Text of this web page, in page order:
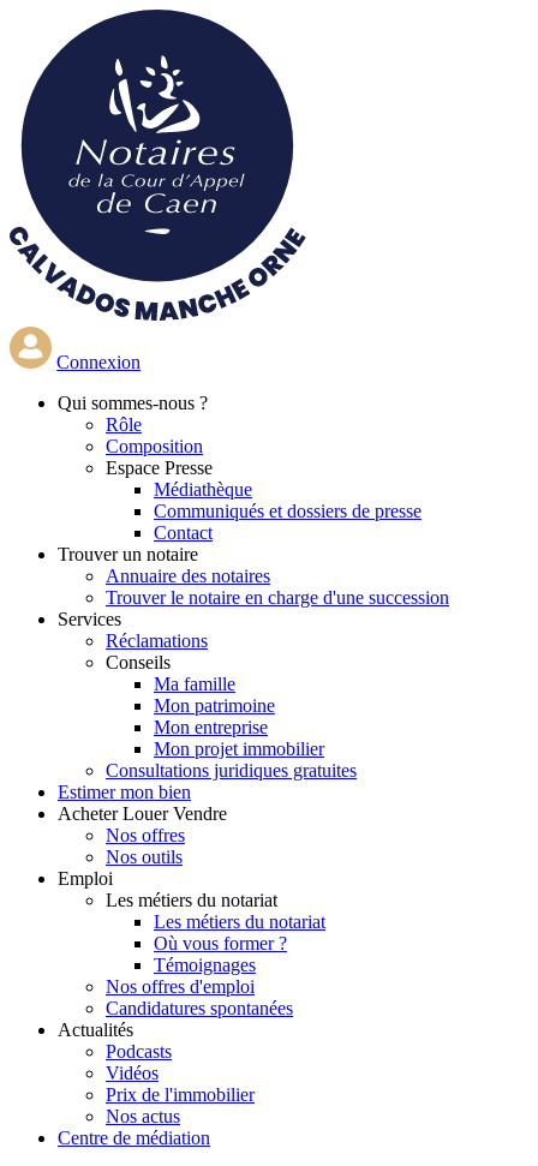
contenu
principal
Connexion
Qui sommes-nous ?
Rôle
Composition
Espace Presse
Médiathèque
Communiqués et dossiers de presse
Contact
Trouver un notaire
Annuaire des notaires
Trouver le notaire en charge d'une succession
Services
Réclamations
Conseils
Ma famille
Mon patrimoine
Mon entreprise
Mon projet immobilier
Consultations juridiques gratuites
Estimer mon bien
Acheter Louer Vendre
Nos offres
Nos outils
Emploi
Les métiers du notariat
Les métiers du notariat
Où vous former ?
Témoignages
Nos offres d'emploi
Candidatures spontanées
Actualités
Podcasts
Vidéos
Prix de l'immobilier
Nos actus
Centre de médiation